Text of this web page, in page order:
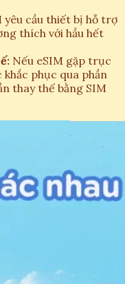
yêu cầu thiết bị hỗ trợ
thích với hầu hết
Nếu eSIM gặp trục
phục qua phần
thay thế bằng SIM